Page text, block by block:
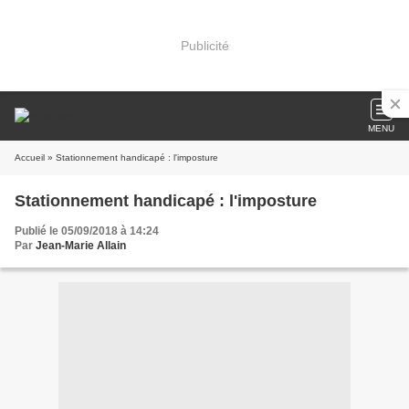
Publicité
MENU
Accueil » Stationnement handicapé : l'imposture
Stationnement handicapé : l'imposture
Publié le 05/09/2018 à 14:24
Par Jean-Marie Allain